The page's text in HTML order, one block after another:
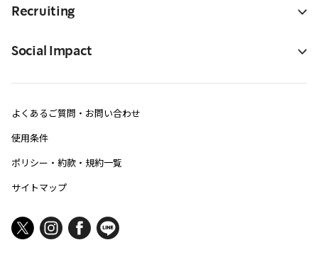
Recruiting
Social Impact
よくあるご質問・お問い合わせ
使用条件
ポリシー・約款・規約一覧
サイトマップ